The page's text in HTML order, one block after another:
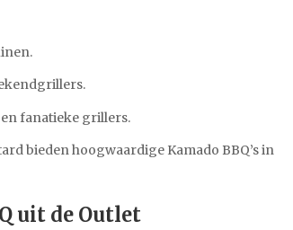
fanatieke grillers.
bieden hoogwaardige Kamado BBQ’s in
uit de Outlet